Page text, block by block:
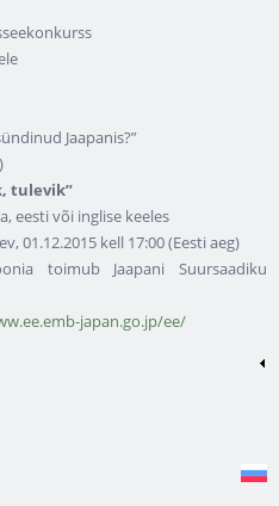
Jaapanis?”
tulevik”
eesti või inglise keeles
01.12.2015 kell 17:00 (Eesti aeg)
toimub Jaapani Suursaadiku
japan.go.jp/ee/